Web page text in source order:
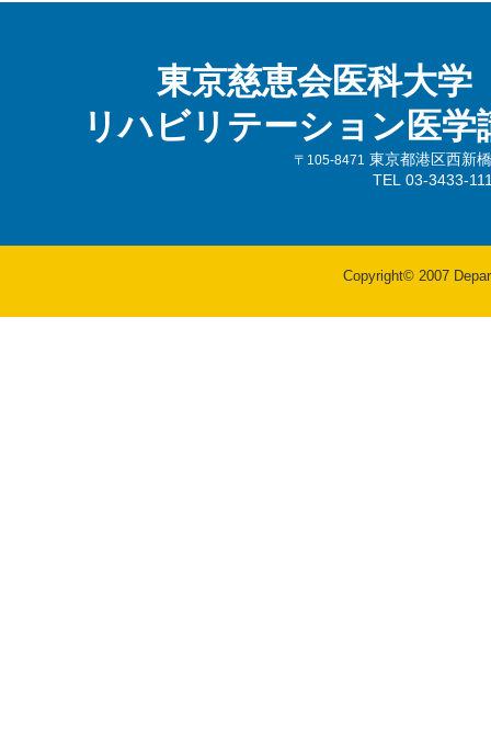
東京慈恵会医科大学
リハビリテーション医学
〒105-8471
東京都港区西新
TEL 03-3433-
Copyright© 2007